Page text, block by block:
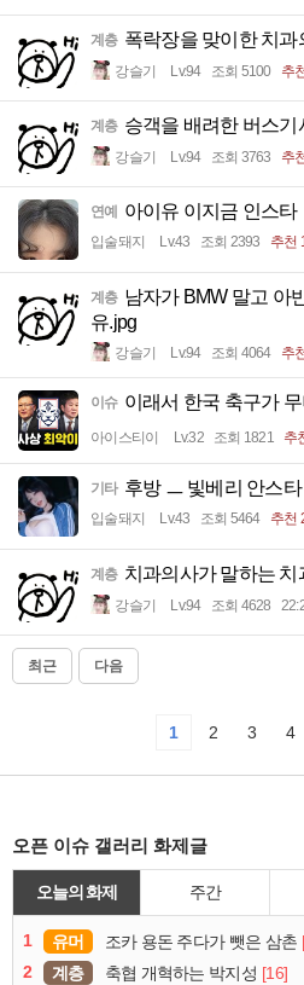
계층 폭락장을 맞이한 치과
강슬기 Lv.94 조회 5100 추
계층 승객을 배려한 버스기
강슬기 Lv.94 조회 3763 추
연예 아이유 이지금 인스타
입술돼지 Lv.43 조회 2393 추천 1
계층 남자가 BMW 말고 아
유.jpg
강슬기 Lv.94 조회 4064 추
이슈 이래서 한국 축구가
아이스티이 Lv.32 조회 1821 추
기타 후방 ㅡ 빛베리 안스타
입술돼지 Lv.43 조회 5464 추천
계층 치과의사가 말하는 치
강슬기 Lv.94 조회 4628
최근 다음
1 2 3 4
오픈 이슈 갤러리 화제글
오늘의 화제 주간
1 유머 조카 용돈 주다가 뺏은 삼촌
2
계층 축협 개혁하는 박지성 [16]